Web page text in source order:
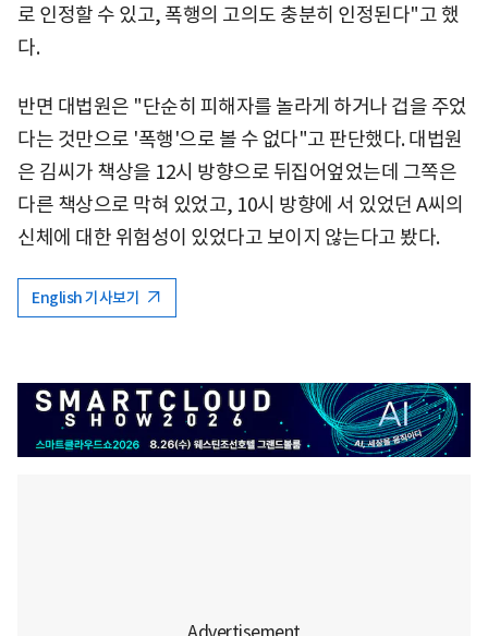
로 인정할 수 있고, 폭행의 고의도 충분히 인정된다"고 했
다.
반면 대법원은 "단순히 피해자를 놀라게 하거나 겁을 주었
다는 것만으로 '폭행'으로 볼 수 없다"고 판단했다. 대법원
은 김씨가 책상을 12시 방향으로 뒤집어엎었는데 그쪽은
다른 책상으로 막혀 있었고, 10시 방향에 서 있었던 A씨의
신체에 대한 위험성이 있었다고 보이지 않는다고 봤다.
English 기사보기